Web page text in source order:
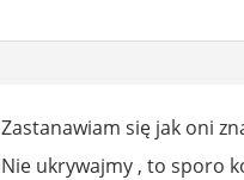
Zastanawiam się jak oni
Nie ukrywajmy , to sporo